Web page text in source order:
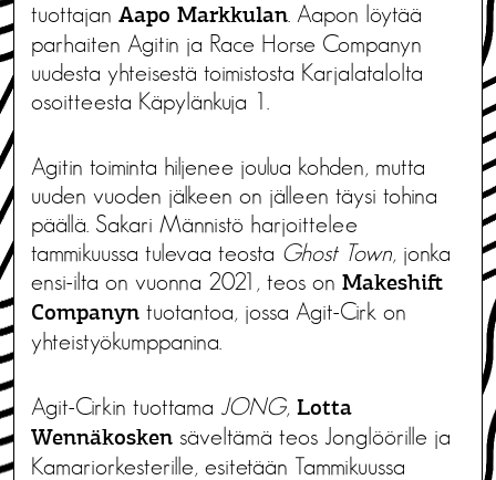
tuottajan Aapo Markkulan . Aapon löytää
parhaiten Agitin ja Race Horse Companyn
uudesta yhteisestä toimistosta Karjalatalolta
osoitteesta Käpylänkuja 1.
Agitin toiminta hiljenee joulua kohden, mutta
uuden vuoden jälkeen on jälleen täysi tohina
päällä. Sakari Männistö harjoittelee
tammikuussa tulevaa teosta Ghost Town, jonka
ensi-ilta on vuonna 2021, teos on Makeshift
Companyn tuotantoa, jossa Agit-Cirk on
yhteistyökumppanina.
Agit-Cirkin tuottama JONG, Lotta
Wennäkosken säveltämä teos Jonglöörille ja
Kamariorkesterille, esitetään Tammikuussa